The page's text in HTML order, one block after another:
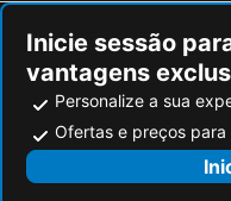
Hotel Ramor Garni
Parkhotel Oberhausen
Hotel Rhein-Ruhr Bottrop
Holiday Inn Express Oberhausen By
Inicie sessão
vantagens
Personalize a sua
Ofertas e preços para